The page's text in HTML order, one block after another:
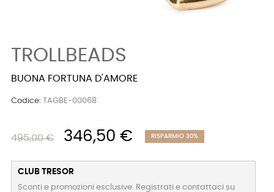
TROLLBEADS
BUONA FORTUNA D'AMORE
Codice: TAGBE-00068
495,00 € 346,50 € RISPARMIO 30%
CLUB TRESOR
Sconti e promozioni esclusive. Registrati e contattaci su